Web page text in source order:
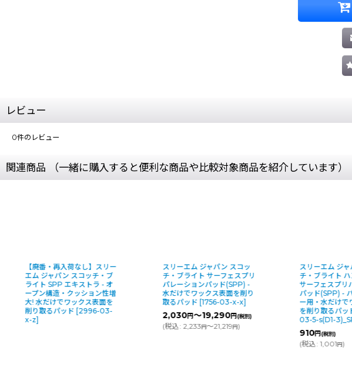
レビュー
0件のレビュー
関連商品 （一緒に購入すると便利な商品や比較対象商品を紹介しています）
・再入荷なし】スリー
ャパン スコッチ・ブ
SPP エキストラ - オ
構造・クッション性増
だけでワックス表面を
るパッド [2996-03-
スリーエム ジャパン スコッ
チ・ブライト サーフェスプリ
パレーションパッド(SPP) -
水だけでワックス表面を削り
1756-03-x-x]
～19,290円(税別)
円～21,219円)
スリーエム ジャパン スコッ
チ・ブライト ハンドパッド
サーフェスプリパレーション
パッド(SPP) - パッドホルダ
ー用・水だけでワックス表面
を削り取るパッド [1802-
03-5-s(D1-3)_SPP SHT]
円)